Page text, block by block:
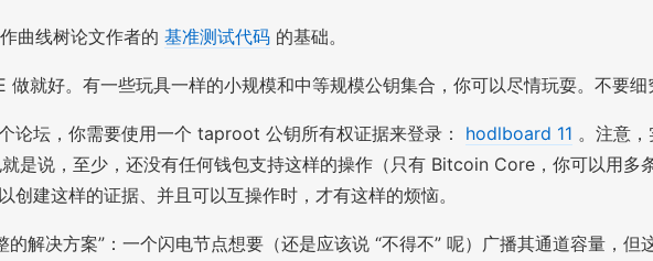
曲线树论文作者的 基准测试代码 的基础。
就好。有一些玩具一样的小规模和中等规模公钥集合，你可以尽情玩耍。不要
论坛，你需要使用一个 taproot 公钥所有权证据来登录： hodlboard 11 。注意
是说，至少，还没有任何钱包支持这样的操作（只有 Bitcoin Core，你可以用多
创建这样的证据、并且可以互操作时，才有这样的烦恼。
解决方案”：一个闪电节点想要（还是应该说 “不得不” 呢）广播其通道容量，